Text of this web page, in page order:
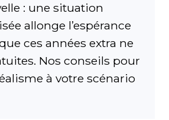
: une situation
allonge l’espérance
ces années extra ne
Nos conseils pour
à votre scénario